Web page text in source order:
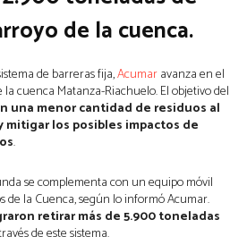
de la cuenca.
de barreras fija,Acumaravanza en el
cuenca Matanza-Riachuelo. El objetivo del
una menor cantidad de residuos al
mitigar los posibles impactos de
.
se complementa con un equipo móvil
de la Cuenca, según lo informó Acumar.
retirar más de 5.900 toneladas
de este sistema.